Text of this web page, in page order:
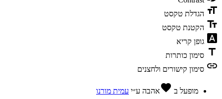
הגדלת טקסט
הקטנת טקסט
גופן קריא
סימון כותרות
סימון קישורים ולחצנים
מופעל בfavorite אהבהע״י עמית מורנו